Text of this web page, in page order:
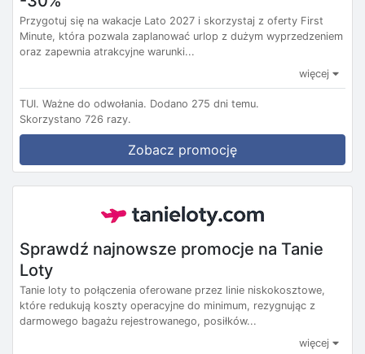
Przygotuj się na wakacje Lato 2027 i skorzystaj z oferty First
Minute, która pozwala zaplanować urlop z dużym wyprzedzeniem
oraz zapewnia atrakcyjne warunki...
więcej
TUI. Ważne do odwołania. Dodano 275 dni temu.
Skorzystano 726 razy.
Zobacz promocję
Sprawdź najnowsze promocje na Tanie
Loty
Tanie loty to połączenia oferowane przez linie niskokosztowe,
które redukują koszty operacyjne do minimum, rezygnując z
darmowego bagażu rejestrowanego, posiłków...
więcej